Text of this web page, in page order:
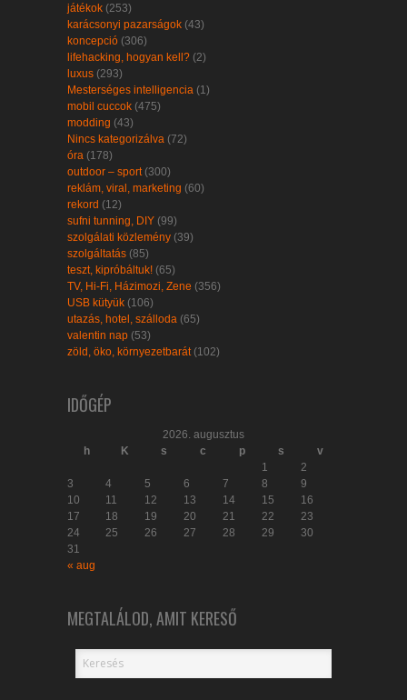
játékok (253)
karácsonyi pazarságok (43)
koncepció (306)
lifehacking, hogyan kell? (2)
luxus (293)
Mesterséges intelligencia (1)
mobil cuccok (475)
modding (43)
Nincs kategorizálva (72)
óra (178)
outdoor – sport (300)
reklám, viral, marketing (60)
rekord (12)
sufni tunning, DIY (99)
szolgálati közlemény (39)
szolgáltatás (85)
teszt, kipróbáltuk! (65)
TV, Hi-Fi, Házimozi, Zene (356)
USB kütyük (106)
utazás, hotel, szálloda (65)
valentin nap (53)
zöld, öko, környezetbarát (102)
IDŐGÉP
2026. augusztus
h
K s c p s
v
1
2
3
4 5 6 7 8
9
10
11 12 13 14 15
16
17
18 19 20 21 22
23
24
25 26 27 28 29
30
31
« aug
MEGTALÁLOD, AMIT KERESŐ